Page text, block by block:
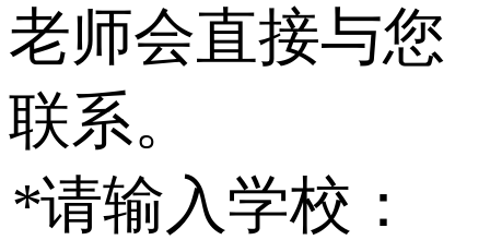
老师会直接与您
联系。
*请输入学校：